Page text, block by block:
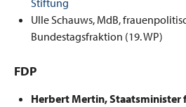
Stiftung
Ulle Schauws, MdB,
Bundestagsfraktion (19. WP)
FDP
Herbert Mertin, Staatsminister